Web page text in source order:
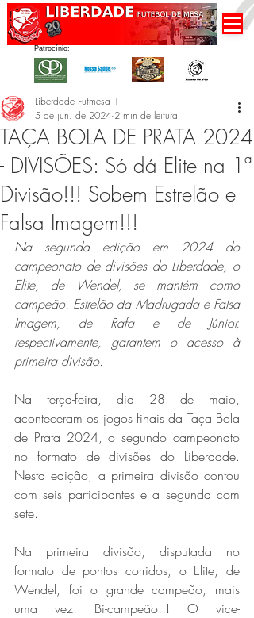
Patrocínio:
TAÇA BOLA DE PRATA 2024
- DIVISÕES: Só dá Elite na 1ª
Divisão!!! Sobem Estrelão e
Falsa Imagem!!!
Liberdade Futmesa 1
5 de jun. de 2024 2 min de leitura
Na segunda edição em 2024 do
campeonato de divisões do Liberdade, o
Elite, de Wendel, se mantém como
campeão. Estrelão da Madrugada e Falsa
Imagem, de Rafa e de Júnior,
respectivamente, garantem o acesso à
primeira divisão.
Na terça-feira, dia 28 de maio,
aconteceram os jogos finais da Taça Bola
de Prata 2024, o segundo campeonato
no formato de divisões do Liberdade.
Nesta edição, a primeira divisão contou
com seis participantes e a segunda com
sete.
Na primeira divisão, disputada no
formato de pontos corridos, o Elite, de
Wendel, foi o grande campeão, mais
uma vez! Bi-campeão!!! O vice-